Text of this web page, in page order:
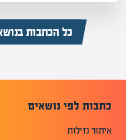
כל הכתבות
כתבות לפי נושאים
איתור נזילות